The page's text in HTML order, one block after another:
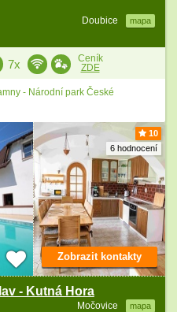
Doubice mapa
7x
Ceník
ZDE
- Národní park České
10
6 hodnocení
- Kutná Hora
Močovice mapa
Zobrazit kontakty